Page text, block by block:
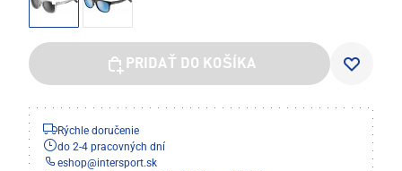
PRIDAŤ DO KOŠÍKA
Rýchle doručenie
do 2-4 pracovných dní
eshop@intersport.sk